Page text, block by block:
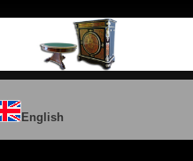
English